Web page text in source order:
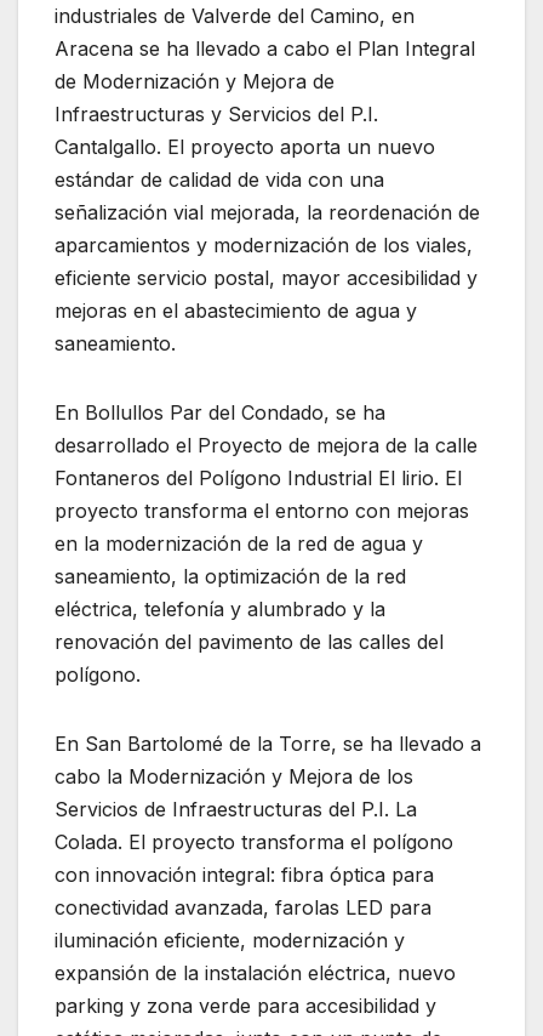
industriales de Valverde del Camino, en
Aracena se ha llevado a cabo el Plan Integral
de Modernización y Mejora de
Infraestructuras y Servicios del P.I.
Cantalgallo. El proyecto aporta un nuevo
estándar de calidad de vida con una
señalización vial mejorada, la reordenación de
aparcamientos y modernización de los viales,
eficiente servicio postal, mayor accesibilidad y
mejoras en el abastecimiento de agua y
saneamiento.
En Bollullos Par del Condado, se ha
desarrollado el Proyecto de mejora de la calle
Fontaneros del Polígono Industrial El lirio. El
proyecto transforma el entorno con mejoras
en la modernización de la red de agua y
saneamiento, la optimización de la red
eléctrica, telefonía y alumbrado y la
renovación del pavimento de las calles del
polígono.
En San Bartolomé de la Torre, se ha llevado a
cabo la Modernización y Mejora de los
Servicios de Infraestructuras del P.I. La
Colada. El proyecto transforma el polígono
con innovación integral: fibra óptica para
conectividad avanzada, farolas LED para
iluminación eficiente, modernización y
expansión de la instalación eléctrica, nuevo
parking y zona verde para accesibilidad y